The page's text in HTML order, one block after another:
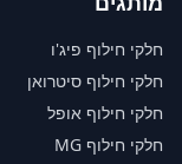
חלקי חילוף פיג'ו
חלקי חילוף סיטרואן
חלקי חילוף אופל
חלקי חילוף MG